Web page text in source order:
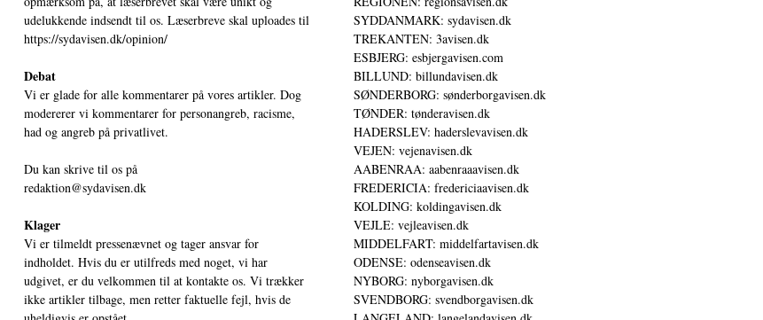
udelukkende indsendt til os. Læserbreve skal uploades til
https://sydavisen.dk/opinion/
Debat
Vi er glade for alle kommentarer på vores artikler. Dog
modererer vi kommentarer for personangreb, racisme,
had og angreb på privatlivet.
Du kan skrive til os på
redaktion@sydavisen.dk
Klager
Vi er tilmeldt pressenævnet og tager ansvar for
indholdet. Hvis du er utilfreds med noget, vi har
udgivet, er du velkommen til at kontakte os. Vi trækker
ikke artikler tilbage, men retter faktuelle fejl, hvis de
SYDDANMARK: sydavisen.dk
TREKANTEN: 3avisen.dk
ESBJERG: esbjergavisen.com
BILLUND: billundavisen.dk
SØNDERBORG: sønderborgavisen.dk
TØNDER: tønderavisen.dk
HADERSLEV: haderslevavisen.dk
VEJEN: vejenavisen.dk
AABENRAA: aabenraaavisen.dk
FREDERICIA: fredericiaavisen.dk
KOLDING: koldingavisen.dk
VEJLE: vejleavisen.dk
MIDDELFART: middelfartavisen.dk
ODENSE: odenseavisen.dk
NYBORG: nyborgavisen.dk
SVENDBORG: svendborgavisen.dk